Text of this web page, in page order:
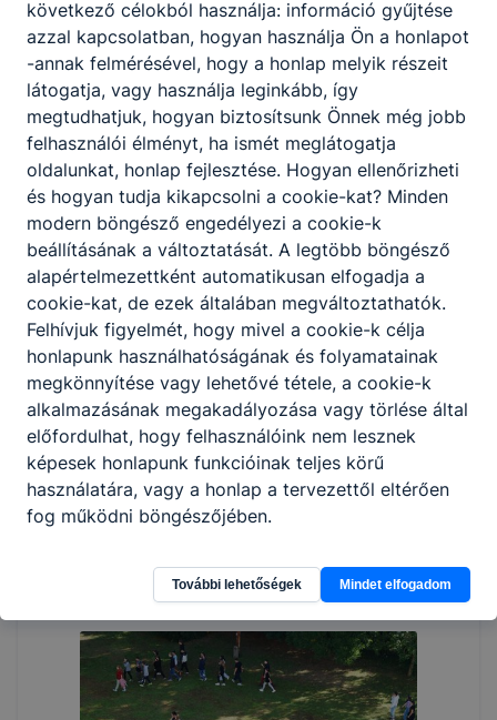
következő célokból használja: információ gyűjtése
azzal kapcsolatban, hogyan használja Ön a honlapot
-annak felmérésével, hogy a honlap melyik részeit
látogatja, vagy használja leginkább, így
megtudhatjuk, hogyan biztosítsunk Önnek még jobb
felhasználói élményt, ha ismét meglátogatja
oldalunkat, honlap fejlesztése. Hogyan ellenőrizheti
és hogyan tudja kikapcsolni a cookie-kat? Minden
modern böngésző engedélyezi a cookie-k
beállításának a változtatását. A legtöbb böngésző
alapértelmezettként automatikusan elfogadja a
cookie-kat, de ezek általában megváltoztathatók.
Felhívjuk figyelmét, hogy mivel a cookie-k célja
honlapunk használhatóságának és folyamatainak
megkönnyítése vagy lehetővé tétele, a cookie-k
alkalmazásának megakadályozása vagy törlése által
előfordulhat, hogy felhasználóink nem lesznek
képesek honlapunk funkcióinak teljes körű
használatára, vagy a honlap a tervezettől eltérően
fog működni böngészőjében.
További lehetőségek Mindet elfogadom